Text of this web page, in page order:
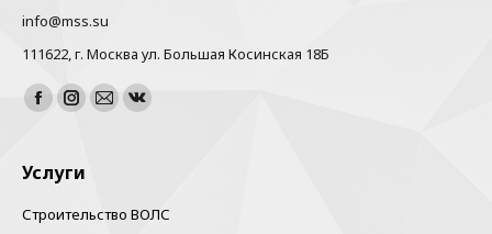
info@mss.su
111622, г. Москва ул. Большая Косинская 18Б
Найдите нас:
FacebookInstagram
ПочтаВконтакте
Услуги
Строительство ВОЛС